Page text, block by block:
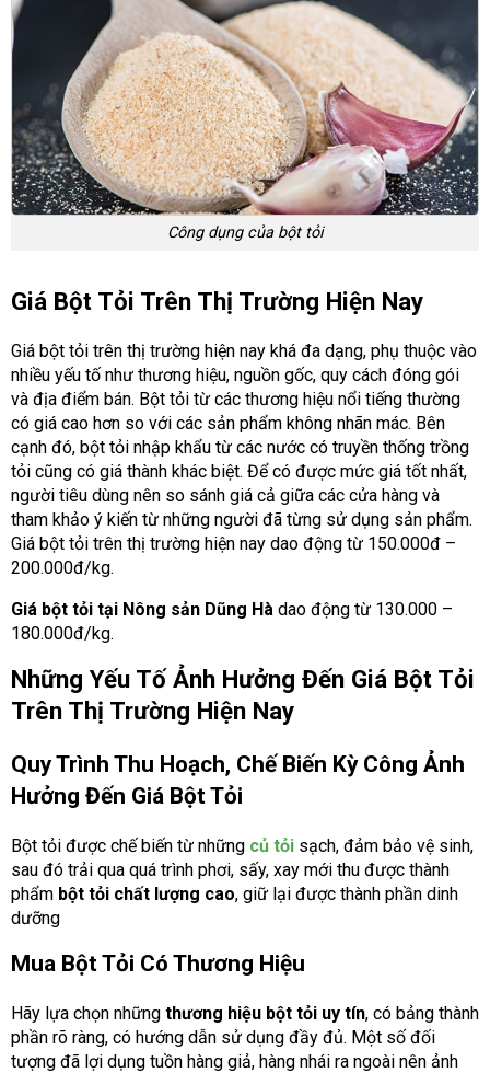
Công dụng của bột tỏi
Giá Bột Tỏi Trên Thị Trường Hiện Nay
Giá bột tỏi trên thị trường hiện nay khá đa dạng, phụ thuộc vào
nhiều yếu tố như thương hiệu, nguồn gốc, quy cách đóng gói
và địa điểm bán. Bột tỏi từ các thương hiệu nổi tiếng thường
có giá cao hơn so với các sản phẩm không nhãn mác. Bên
cạnh đó, bột tỏi nhập khẩu từ các nước có truyền thống trồng
tỏi cũng có giá thành khác biệt. Để có được mức giá tốt nhất,
người tiêu dùng nên so sánh giá cả giữa các cửa hàng và
tham khảo ý kiến từ những người đã từng sử dụng sản phẩm.
Giá bột tỏi trên thị trường hiện nay dao động từ 150.000đ –
200.000đ/kg.
Giá bột tỏi tại Nông sản Dũng Hà dao động từ 130.000 –
180.000đ/kg.
Những Yếu Tố Ảnh Hưởng Đến Giá Bột Tỏi
Trên Thị Trường Hiện Nay
Quy Trình Thu Hoạch, Chế Biến Kỳ Công Ảnh
Hưởng Đến Giá Bột Tỏi
Bột tỏi được chế biến từ những củ tỏi sạch, đảm bảo vệ sinh,
sau đó trải qua quá trình phơi, sấy, xay mới thu được thành
phẩm bột tỏi chất lượng cao, giữ lại được thành phần dinh
dưỡng
Mua Bột Tỏi Có Thương Hiệu
Hãy lựa chọn những thương hiệu bột tỏi uy tín, có bảng thành
phần rõ ràng, có hướng dẫn sử dụng đầy đủ. Một số đối
tượng đã lợi dụng tuồn hàng giả, hàng nhái ra ngoài nên ảnh